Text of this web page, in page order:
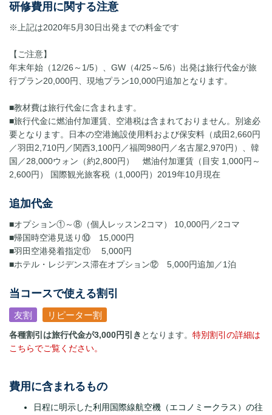
研修費用に関する注意
※上記は2020年5月30日出発までの料金です
​【ご注意】
年末年始（12/26～1/5）、GW（4/25～5/6）出発は旅行代金が旅
行プラン20,000円、現地プラン10,000円追加となります。
■教材費は旅行代金に含まれます。
■旅行代金に燃油付加運賃、空港税は含まれておりません。別途必
要となります。日本の空港施設使用料および保安料（成田2,660円
／羽田2,710円／関西3,100円／福岡980円／名古屋2,970円）、韓
国／28,000ウォン（約2,800円） 燃油付加運賃（目安 1,000円～
2,600円） 国際観光旅客税（1,000円）2019年10月現在
追加代金
■オプション①～⑧（個人レッスン2コマ） 10,000円／2コマ
■帰国時空港見送り⑩ 15,000円
■羽田空港発着指定⑪ 5,000円
■ホテル・レジデンス滞在オプション⑫ 5,000円追加／1泊
当コースで使える割引
友割 リピーター割
各種割引は旅行代金が3,000円引き となります。 特別割引の詳細は
こちらでご覧ください。
費用に含まれるもの
日程に明示した利用国際線航空機（エコノミークラス）の往